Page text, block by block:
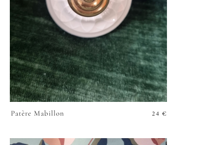
Patère Mabillon 24 €